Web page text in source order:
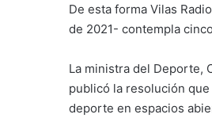
De esta forma Vilas
de 2021- contempla
La ministra del Deporte,
publicó la resolución
deporte en espacios